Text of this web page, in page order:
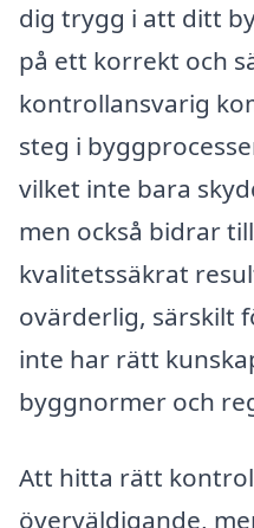
dig trygg i att ditt
på ett korrekt och
kontrollansvarig
steg i
vilket inte bara
men också bidrar
kvalitetssäkrat
ovärderlig, särskilt
inte har rätt
byggnormer och
Att hitta rätt
överväldigande,